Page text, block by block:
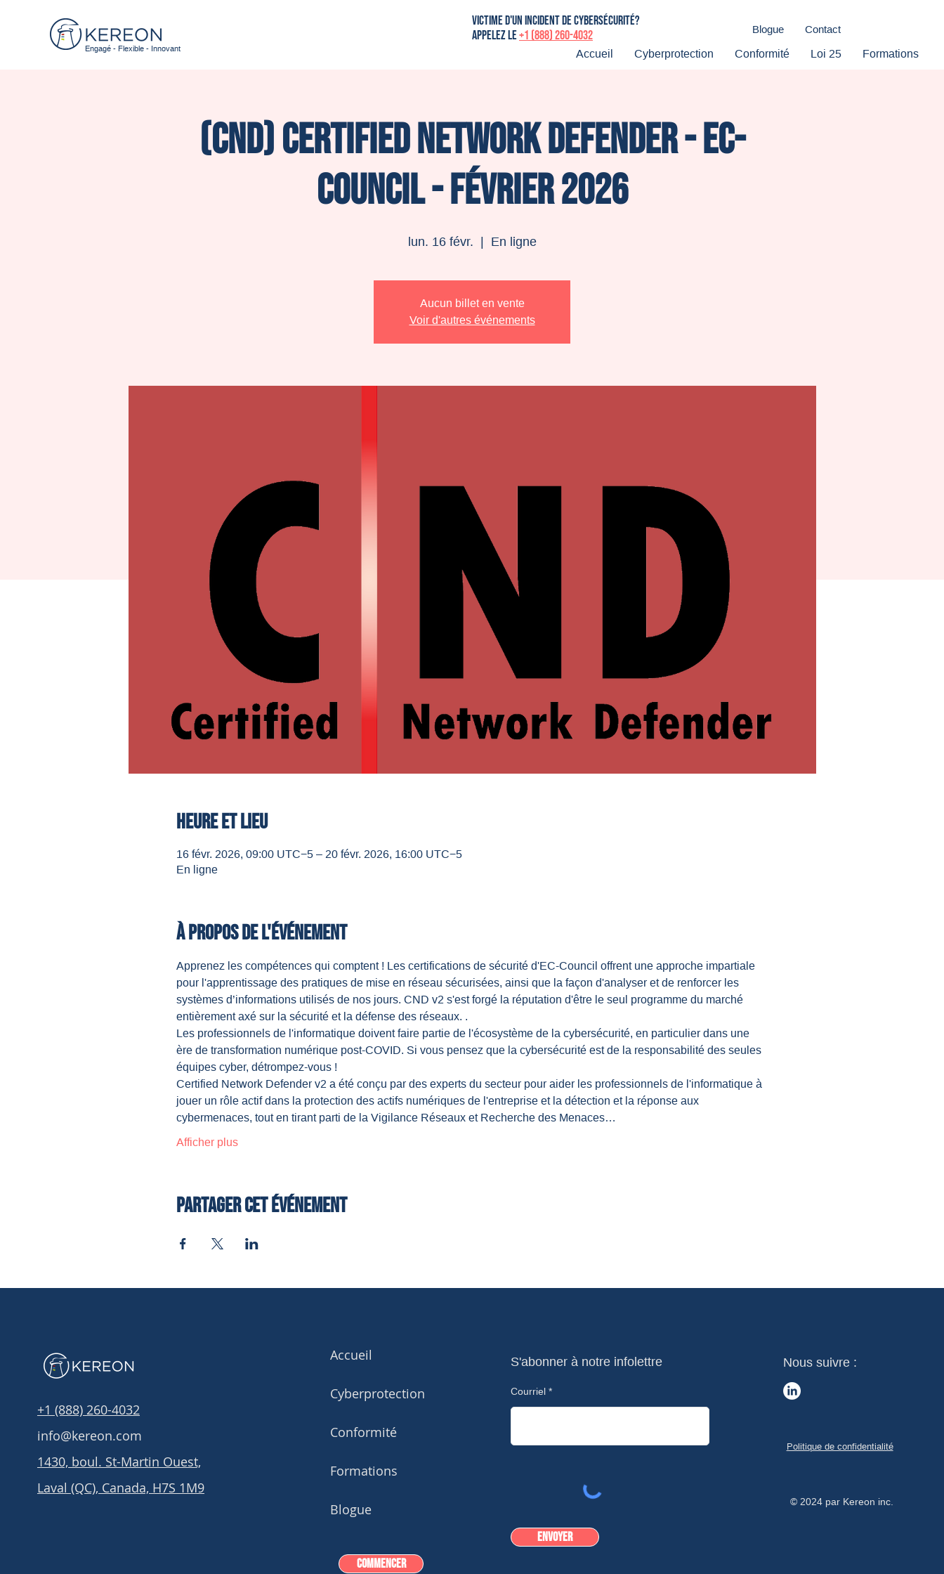
Engagé - Flexible - Innovant Accueil Cyberprotection Conformité Loi 25 Formations
Blogue Contact
victime d'un incident de cybersécurité?
Appelez le+1 (888) 260-4032
(CND) Certified Network Defender - Ec-
Council - Février 2026
lun. 16 févr. En ligne
Aucun billet en vente
Voir d'autres événements
Heure et lieu
16 févr. 2026, 09:00 UTC−5 – 20 févr. 2026, 16:00 UTC−5
En ligne
À propos de l'événement
Apprenez les compétences qui comptent ! Les certifications de sécurité d'EC-Council offrent une approche impartiale
pour l'apprentissage des pratiques de mise en réseau sécurisées, ainsi que la façon d'analyser et de renforcer les
systèmes d’informations utilisés de nos jours. CND v2 s'est forgé la réputation d'être le seul programme du marché
entièrement axé sur la sécurité et la défense des réseaux. .
Les professionnels de l'informatique doivent faire partie de l'écosystème de la cybersécurité, en particulier dans une
ère de transformation numérique post-COVID. Si vous pensez que la cybersécurité est de la responsabilité des seules
équipes cyber, détrompez-vous !
Certified Network Defender v2 a été conçu par des experts du secteur pour aider les professionnels de l'informatique à
jouer un rôle actif dans la protection des actifs numériques de l'entreprise et la détection et la réponse aux
cybermenaces, tout en tirant parti de la Vigilance Réseaux et Recherche des Menaces…
Afficher plus
Partager cet événement
+1 (888) 260-4032
info@kereon.com
1430, boul. St-Martin Ouest,
Laval (QC), Canada, H7S 1M9
Accueil
Cyberprotection
Conformité
Formations
Blogue
Commencer
S'abonner à notre infolettre
Courriel
Envoyer
Nous suivre :
Politique de confidentialité
© 2024 par Kereon inc.